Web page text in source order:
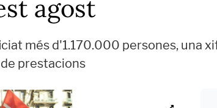
agost
més d'1.170.000 persones, una
prestacions